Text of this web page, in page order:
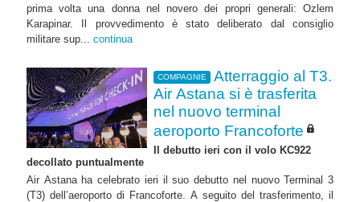
prima volta una donna nel novero dei propri generali: Ozlem
Karapinar. Il provvedimento è stato deliberato dal consiglio
militare sup... continua
COMPAGNIE
Atterraggio al T3.
Air Astana si è trasferita
nel nuovo terminal
aeroporto Francoforte
Il debutto ieri con il volo KC922
decollato puntualmente
Air Astana ha celebrato ieri il suo debutto nel nuovo Terminal 3
(T3) dell’aeroporto di Francoforte. A seguito del trasferimento, il